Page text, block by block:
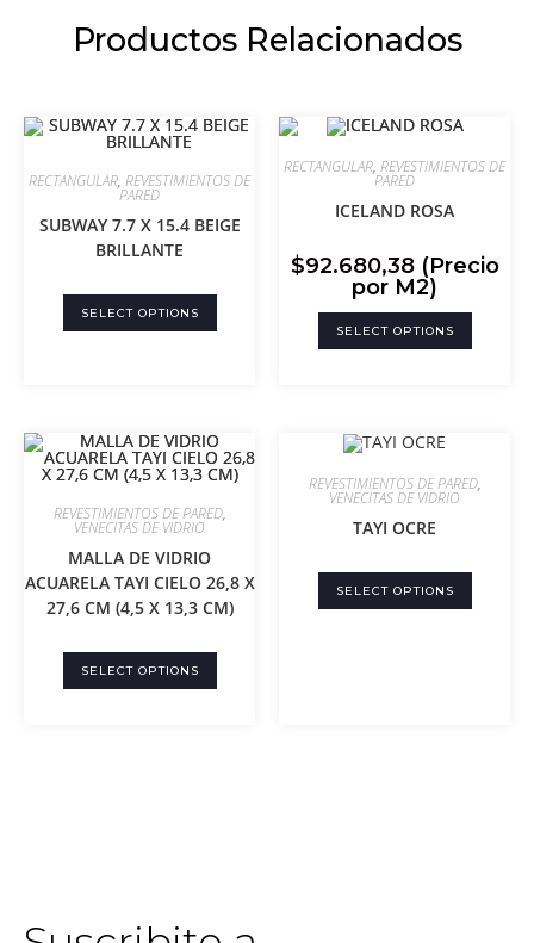
Productos Relacionados
RECTANGULAR, REVESTIMIENTOS DE
PARED
SUBWAY 7.7 X 15.4 BEIGE
BRILLANTE
SELECT OPTIONS
RECTANGULAR, REVESTIMIENTOS DE
PARED
ICELAND ROSA
$92.680,38(Precio
por M2)
SELECT OPTIONS
REVESTIMIENTOS DE PARED,
VENECITAS DE VIDRIO
MALLA DE VIDRIO
ACUARELA TAYI CIELO 26,8 X
27,6 CM (4,5 X 13,3 CM)
SELECT OPTIONS
REVESTIMIENTOS DE PARED,
VENECITAS DE VIDRIO
TAYI OCRE
SELECT OPTIONS